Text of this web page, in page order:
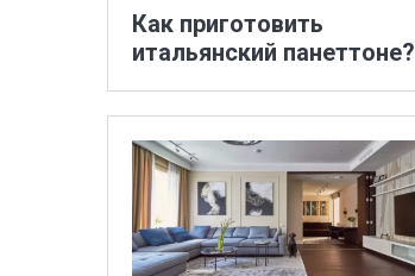
Как приготовить
итальянский панеттоне?